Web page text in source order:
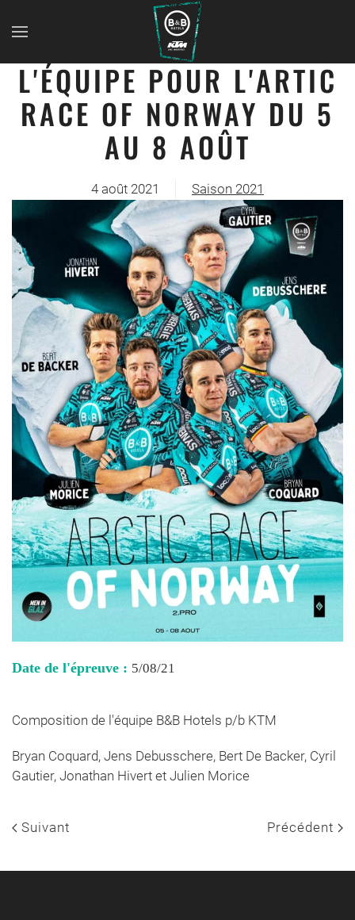
L'ÉQUIPE POUR L'ARTIC
RACE OF NORWAY DU 5
AU 8 AOÛT
4 août 2021 Saison 2021
Date de l'épreuve : 5/08/21
Composition de l'équipe B&B Hotels p/b KTM
Bryan Coquard, Jens Debusschere, Bert De Backer, Cyril
Gautier, Jonathan Hivert et Julien Morice
Suivant Précédent